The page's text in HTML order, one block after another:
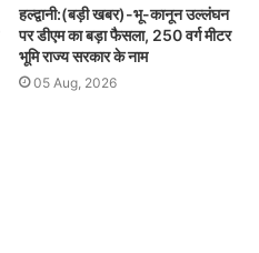
हल्द्वानी:(बड़ी खबर)-भू-कानून उल्लंघन
पर डीएम का बड़ा फैसला, 250 वर्ग मीटर
भूमि राज्य सरकार के नाम
05 Aug, 2026